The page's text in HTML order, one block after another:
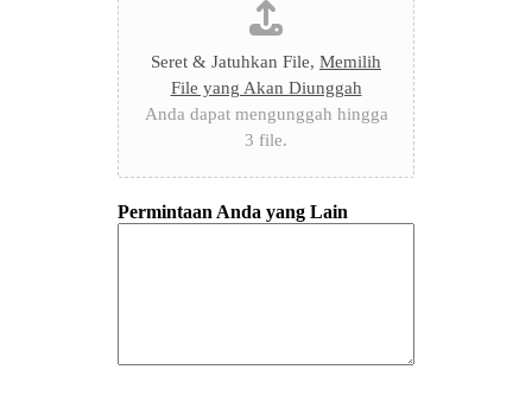
Seret & Jatuhkan File, Memilih
File yang Akan Diunggah
Anda dapat mengunggah hingga
3 file.
Permintaan Anda yang Lain